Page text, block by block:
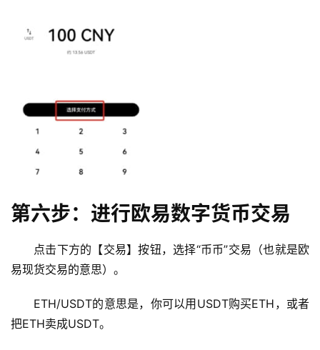
行
析
圈
第六步：进行欧易数字货币交易
点击下方的【交易】按钮，选择“币币”交易（也就是欧
易现货交易的意思）。
ETH/USDT的意思是，你可以用USDT购买ETH，或者
把ETH卖成USDT。